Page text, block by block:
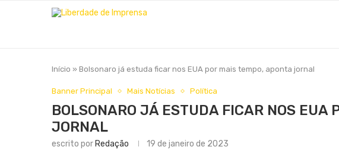
Início » Bolsonaro já estuda ficar nos EUA por mais tempo, aponta jornal
Banner Principal Mais Notícias Política
BOLSONARO JÁ ESTUDA FICAR NOS EUA
JORNAL
escrito por Redação 19 de janeiro de 2023